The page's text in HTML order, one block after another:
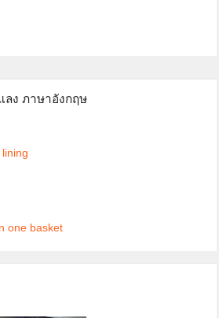
ง ภาษาอังกฤษ
one basket